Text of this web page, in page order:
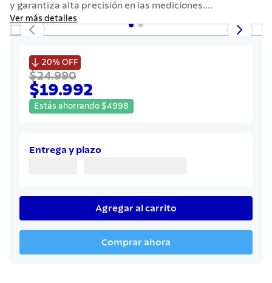
y garantiza alta precisión en las mediciones....
Ver más detalles
 20% OFF
$24.990
$19.992
Estás ahorrando $4998
Entrega y plazo
Agregar al carrito
Comprar ahora
6.
grano
solar
442
10. termo